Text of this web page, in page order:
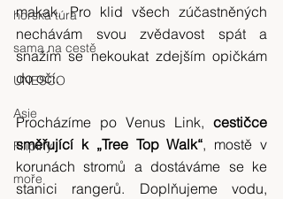
horská túra
sama na cestě
UNESCO
Asie
Filipíny
moře
makak. Pro klid všech zúčastněných
nechávám svou zvědavost spát a
snažím se nekoukat zdejším opičkám
do očí.
Procházíme po Venus Link, cestičce
směřující k „Tree Top Walk“, mostě v
korunách stromů a dostáváme se ke
stanici rangerů. Doplňujeme vodu,